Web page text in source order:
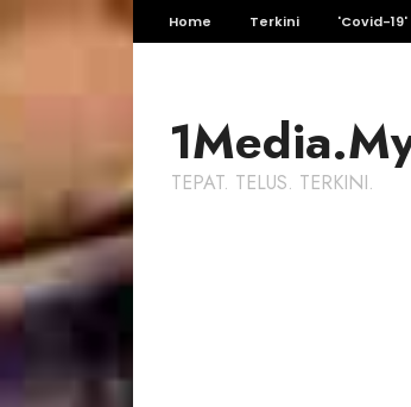
Home Terkini 'Covid-19'
TEPAT. TELUS. TERKINI.